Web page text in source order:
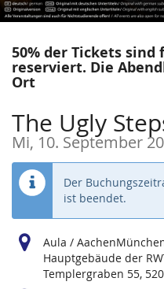
50% der Tickets sind
reserviert. Die
Ort
The Ugly
Mi, 10. September
Der
ist beendet.
Aula /
Hauptgebäude der
Templergraben 55,